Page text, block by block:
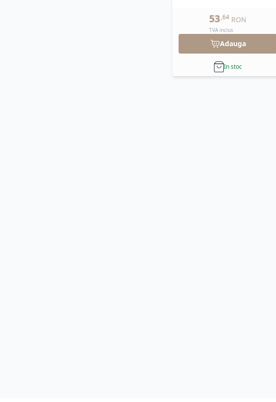
53,64 RON
TVA inclus
Adauga
In stoc